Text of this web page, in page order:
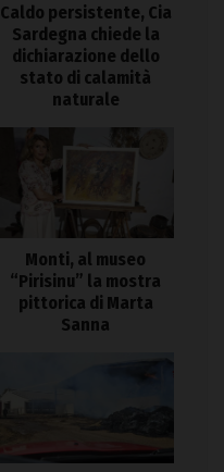
Caldo persistente, Cia
Sardegna chiede la
dichiarazione dello
stato di calamità
naturale
Monti, al museo
“Pirisinu” la mostra
pittorica di Marta
Sanna